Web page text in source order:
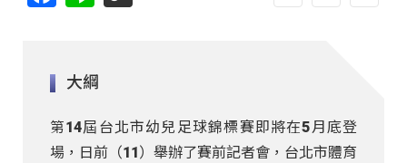
大綱
第14屆台北市幼兒足球錦標賽即將在5月底登
場，日前（11）舉辦了賽前記者會，台北市體育